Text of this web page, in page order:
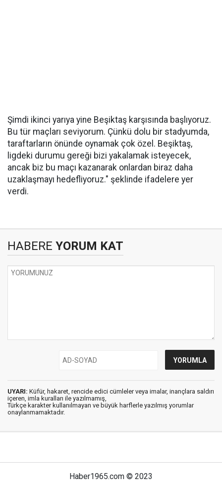
Şimdi ikinci yarıya yine Beşiktaş karşısında başlıyoruz.
Bu tür maçları seviyorum. Çünkü dolu bir stadyumda,
taraftarların önünde oynamak çok özel. Beşiktaş,
ligdeki durumu gereği bizi yakalamak isteyecek,
ancak biz bu maçı kazanarak onlardan biraz daha
uzaklaşmayı hedefliyoruz." şeklinde ifadelere yer
verdi.
HABERE YORUM KAT
UYARI: Küfür, hakaret, rencide edici cümleler veya imalar, inançlara saldırı
içeren, imla kuralları ile yazılmamış,
Türkçe karakter kullanılmayan ve büyük harflerle yazılmış yorumlar
onaylanmamaktadır.
Haber1965.com © 2023